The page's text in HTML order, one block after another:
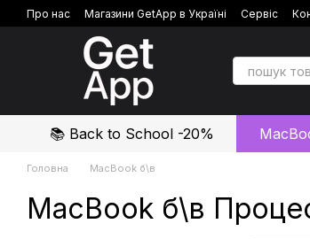
Перейти до основного контенту
Про нас Магазини GetApp в Україні Сервіс
Політика конфіденційності
Відгуки про магазин
📚 Back to School -20%
Головна MacBook б\в
MacBook б\в